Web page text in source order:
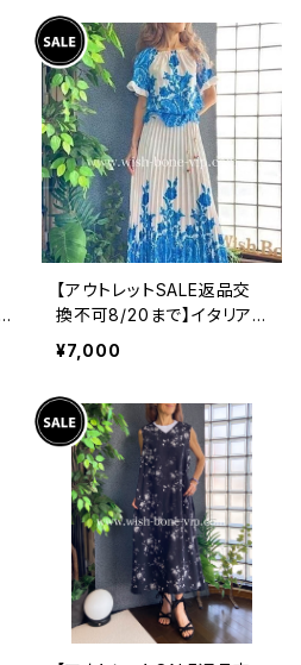
ャツ/ブルー
【アウトレットSALE返品交
換不可8/20まで】イタリア
製ロング・マキシスカート＆
トップス セットアップ /ホワ
¥7,000